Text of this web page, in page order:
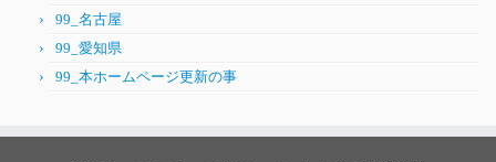
99_名古屋
99_愛知県
99_本ホームページ更新の事